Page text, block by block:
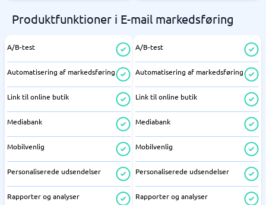
Produktfunktioner i E-mail markedsføring
A/B-test
Automatisering af markedsføring
Link til online butik
Mediabank
Mobilvenlig
Personaliserede udsendelser
Rapporter og analyser
A/B-test
Automatisering af markedsføring
Link til online butik
Mediabank
Mobilvenlig
Personaliserede udsendelser
Rapporter og analyser